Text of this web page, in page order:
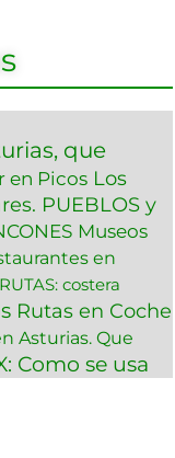
que
en Picos Los
PUEBLOS y
Museos
en
RUTAS: costera
Rutas en Coche
Asturias. Que
Como se usa